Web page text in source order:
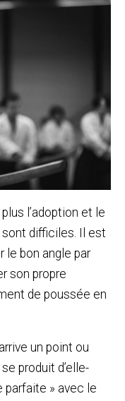
l’adoption et le
difficiles. Il est
le bon angle par
son propre
de poussée en
un point ou
produit d’elle-
parfaite » avec le